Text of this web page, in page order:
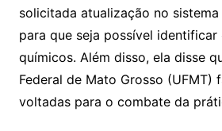
solicitada atualização no
para que seja possível identificar
químicos. Além disso, ela disse
Federal de Mato Grosso (UFMT)
voltadas para o combate da